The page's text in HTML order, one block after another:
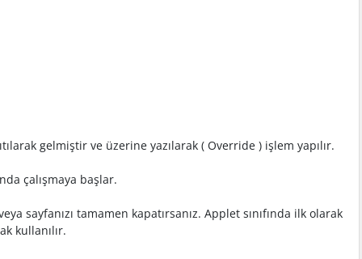
gelmiştir ve üzerine yazılarak ( Override ) işlem yapılır.
çalışmaya başlar.
sayfanızı tamamen kapatırsanız. Applet sınıfında ilk olarak
kullanılır.